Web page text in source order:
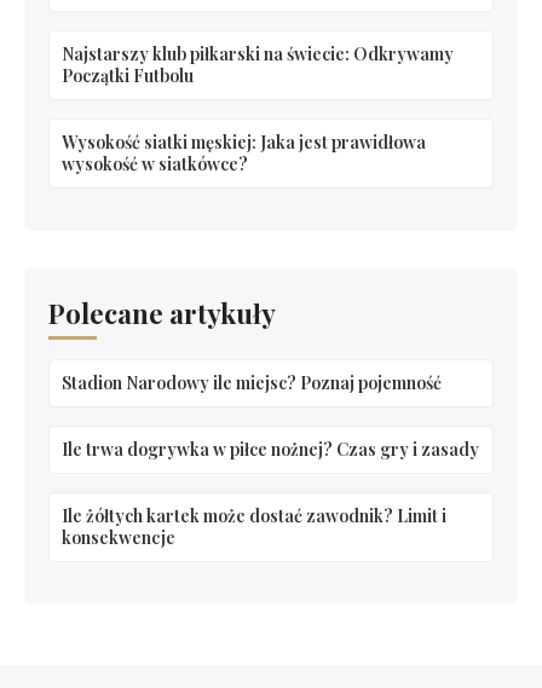
Najstarszy klub piłkarski na świecie: Odkrywamy
Początki Futbolu
Wysokość siatki męskiej: Jaka jest prawidłowa
wysokość w siatkówce?
Polecane artykuły
Stadion Narodowy ile miejsc? Poznaj pojemność
Ile trwa dogrywka w piłce nożnej? Czas gry i zasady
Ile żółtych kartek może dostać zawodnik? Limit i
konsekwencje